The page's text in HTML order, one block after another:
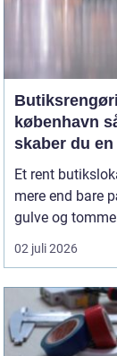
københavn sådan
skaber du
kunderne har
at komme
Et rent
mere end bare
gulve og tomme
skraldespande.
Rengøringen
længe de bliver i
butikken, og om
02 juli 2026